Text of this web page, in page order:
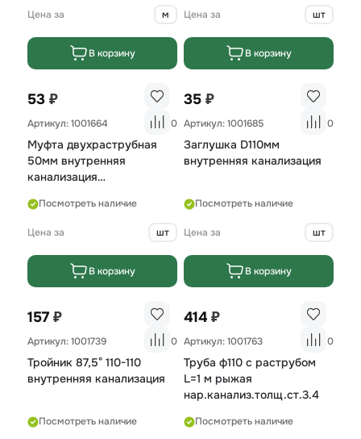
Цена за м
В корзину
Цена за шт
В корзину
53 ₽
Артикул: 1001664 0
Муфта двухраструбная
50мм внутренняя
канализация
перегородкой)
Посмотреть наличие
Цена за шт
В корзину
35 ₽
Артикул: 1001685 0
Заглушка D110мм
внутренняя канализация
Посмотреть наличие
Цена за шт
В корзину
157 ₽
Артикул: 1001739 0
Тройник 87,5° 110-110
внутренняя канализация
Посмотреть наличие
414 ₽
Артикул: 1001763 0
Труба ф110 с раструбом
L=1 м рыжая
нар.канализ.толщ.ст.3.4
Посмотреть наличие